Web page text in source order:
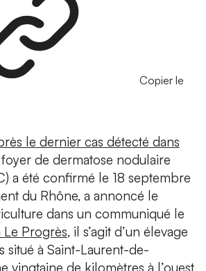
Copier le
le dernier cas détecté dans
de dermatose nodulaire
a été confirmé le 18 septembre
du Rhône, a annoncé le
dans un communiqué le
Le Progrès, il s’agit d’un élevage
situé à Saint-Laurent-de-
vingtaine de kilomètres à l’ouest